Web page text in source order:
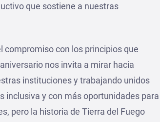
que sostiene a nuestras
compromiso con los principios que
nos invita a mirar hacia
instituciones y trabajando unidos
inclusiva y con más oportunidades para
pero la historia de Tierra del Fuego